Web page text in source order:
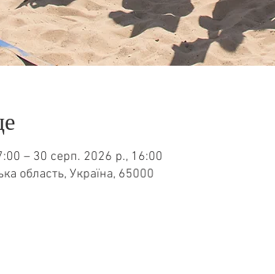
– 30 серп. 2026 р., 16:00
область, Україна, 65000